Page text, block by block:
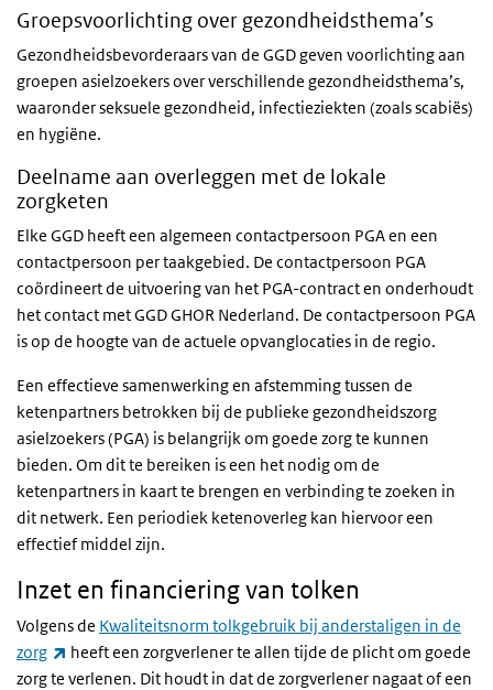
Groepsvoorlichting over gezondheidsthema’s
Gezondheidsbevorderaars van de GGD geven voorlichting aan
groepen asielzoekers over verschillende gezondheidsthema’s,
waaronder seksuele gezondheid, infectieziekten (zoals scabiës)
en hygiëne.
Deelname aan overleggen met de lokale
zorgketen
Elke GGD heeft een algemeen contactpersoon PGA en een
contactpersoon per taakgebied. De contactpersoon PGA
coördineert de uitvoering van het PGA-contract en onderhoudt
het contact met GGD GHOR Nederland. De contactpersoon PGA
is op de hoogte van de actuele opvanglocaties in de regio.
Een effectieve samenwerking en afstemming tussen de
ketenpartners betrokken bij de publieke gezondheidszorg
asielzoekers (PGA) is belangrijk om goede zorg te kunnen
bieden. Om dit te bereiken is een het nodig om de
ketenpartners in kaart te brengen en verbinding te zoeken in
dit netwerk. Een periodiek ketenoverleg kan hiervoor een
effectief middel zijn.
Inzet en financiering van tolken
Volgens de Kwaliteitsnorm tolkgebruik bij anderstaligen in de
zorg
(externe link)
heeft een zorgverlener te allen tijde de plicht om goede
zorg te verlenen. Dit houdt in dat de zorgverlener nagaat of een